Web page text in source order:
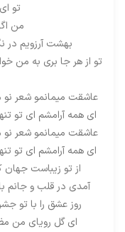
تو
من
بهشت آرزویم
تو از هر جا بری به من
عاشقت میمانمو شعر نو
ای همه آرامشم ای تو
عاشقت میمانمو شعر نو
ای همه آرامشم ای تو
از تو زیباست
آمدی در قلب و جانم
روز عشق را با تو
ای گل رویای من